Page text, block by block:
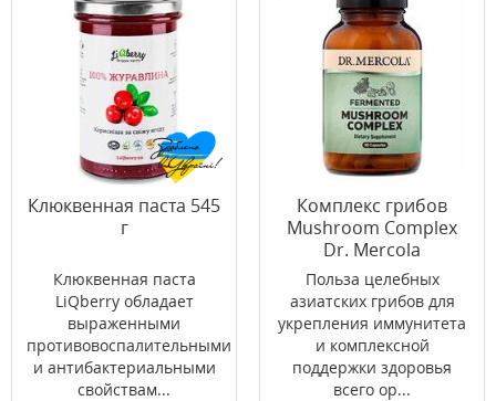
Клюквенная паста 545
г
Клюквенная паста
LiQberry обладает
выраженными
противовоспалительными
и антибактериальными
свойствам...
Комплекс грибов
Mushroom Complex
Dr. Mercola
ферментированный
90 капсул
Польза целебных
азиатских грибов для
укрепления иммунитета
и комплексной
поддержки здоровья
всего ор...